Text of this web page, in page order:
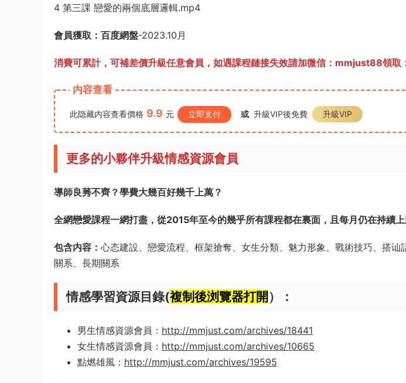
4 第三課 戀愛的兩個底層邏輯.mp4
會員獲取： 百度網盤-2023.10月
消費可累計，可補差價升級任意會員， 如遇課程鏈接失效請加微信：mmjust88領取
内容查看
此隐藏内容查看價格 9.9 元 立即支付 或 升級VIP後免費 升級VIP
更多的小夥伴升級情感資源會員
導師良莠不齊？學費大幾百好幾千上萬？
全網戀愛課程一網打盡，從2015年至今的幾乎所有課程都在裏面，且每月仍在持續
包含内容： 心态建設、戀愛流程、框架搶奪、女生分類、魅力形象、戰術技巧、搭
關系、長期關系
情感學習資源目錄(複制後浏覽器打開 ）：
男生情感資源會員： http://mmjust.com/archives/18441
女生情感資源會員： http://mmjust.com/archives/10665
點燃雄風： http://mmjust.com/archives/19595